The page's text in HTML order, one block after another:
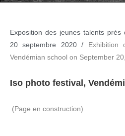
Exposition des jeunes talents près
20 septembre 2020 / Exhibition
Vendémian school on September
Iso photo festival,
(Page en construction)